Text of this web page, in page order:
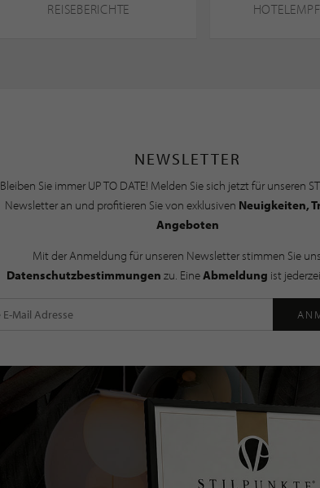
REISEBERICHTE
NEWSLETTER
Bleiben Sie immer UP TO DATE! Melden Sie sich jetzt für unseren
Newsletter an und profitieren Sie von exklusiven Neuigkeiten,
Angeboten
Mit der Anmeldung für unseren Newsletter stimmen Sie
Datenschutzbestimmungen zu. EineAbmeldung ist